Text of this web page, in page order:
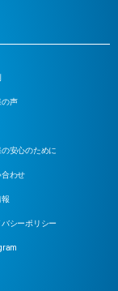
声
安心のために
わせ
シーポリシー